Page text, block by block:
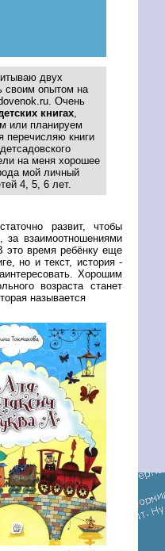
двух
своим опытом на
Очень
книгах,
или планируем
перечисляю книги
на меня хорошее
мой личный
4, 5, 6 лет.
развит, чтобы
за взаимоотношениями
это время ребёнку еще
но и текст, история -
Хорошим
возраста станет
называется